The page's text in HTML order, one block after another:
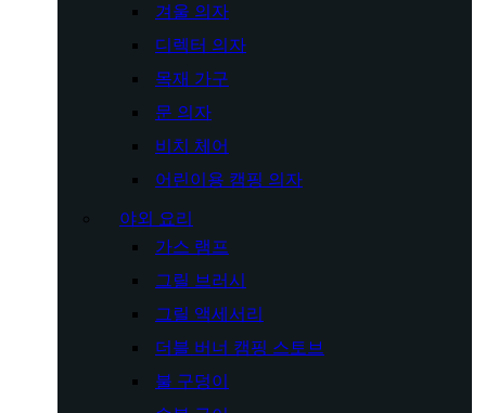
겨울 의자
디렉터 의자
목재 가구
문 의자
비치 체어
어린이용 캠핑 의자
야외 요리
가스 램프
그릴 브러시
그릴 액세서리
더블 버너 캠핑 스토브
불 구덩이